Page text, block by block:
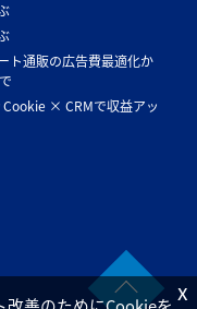
ト通販の広告費最適化か
× CRMで収益アッ
x